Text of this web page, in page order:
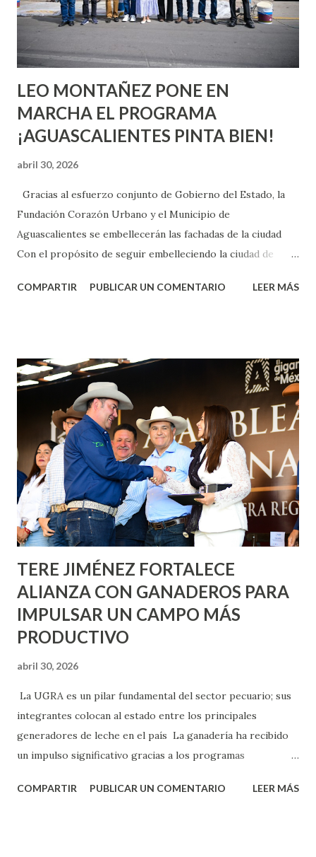
experimentarlo, pero como cualquier persona con
experiencia te dirá, siempre es mejor cuando ambas partes
son suficientemen...
LEO MONTAÑEZ PONE EN
MARCHA EL PROGRAMA
¡AGUASCALIENTES PINTA BIEN!
abril 30, 2026
Gracias al esfuerzo conjunto de Gobierno del Estado, la
Fundación Corazón Urbano y el Municipio de
Aguascalientes se embellecerán las fachadas de la ciudad
Con el propósito de seguir embelleciendo la ciudad de
municipal, Leo Montañez dio inicio al programa
Corazón Urbano y el Municipio capital. Leo Montañez
informó que en este programa se usarán cerca de 90 mil
metros cuadrados de pintura, para dar inicio en la calle
Nieto, entre Jesús F. Elizondo y la calle 22 de Octubre, con
lo que se aplicará pintura en 66 casas. Posteriormente se
llevará este programa a Villas de Nuestra Señora de la
Asunción, Avenida Alameda y Decreto 27 de Septiembre, en
los edificios FOVISSSTE Ojo de Agua, en la comunidad
Norias de Paso Hondo y en los edificios de...
COMPARTIR PUBLICAR UN COMENTARIO LEER MÁS
TERE JIMÉNEZ FORTALECE
ALIANZA CON GANADEROS PARA
IMPULSAR UN CAMPO MÁS
PRODUCTIVO
abril 30, 2026
La UGRA es un pilar fundamental del sector pecuario; sus
integrantes colocan al estado entre los principales
generadores de leche en el país La ganadería ha recibido
un impulso significativo gracias a los programas
muestra de su respaldo firme y decidido al campo, la
COMPARTIR PUBLICAR UN COMENTARIO LEER MÁS